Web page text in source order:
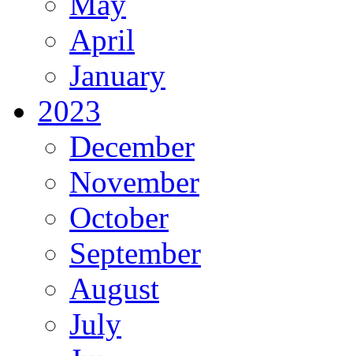
April
January
2023
December
November
October
September
August
July